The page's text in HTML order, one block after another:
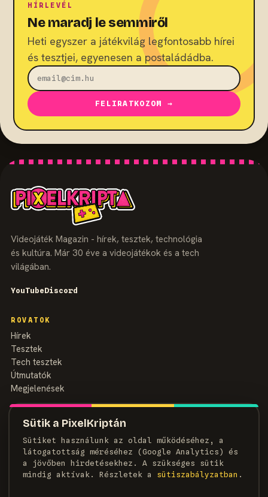
Sütik a PixelKriptán
Sütiket használunk az oldal működéséhez, a
látogatottság méréséhez (Google Analytics) és
a jövőben hirdetésekhez. A szükséges sütik
mindig aktívak. Részletek a
süti­szabályzatban .
HÍRLEVÉL
Ne maradj le semmiről
Heti egyszer a játékvilág legfontosabb hírei
és tesztjei, egyenesen a postaládádba.
FELIRATKOZOM →
Videojáték Magazin - hírek, tesztek, technológia
és kultúra. Már 30 éve a videojátékok és a tech
világában.
YouTubeDiscord
ROVATOK
Hírek
Tesztek
Tech tesztek
Útmutatók
Megjelenések
MAGAZIN
Szerzők
Médiaajánlat
Kapcsolat